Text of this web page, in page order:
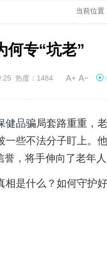
当前位置
何专“坑老”
热度：1484 
健品骗局套路重重，
一些不法分子盯上。
，将手伸向了老年人
是什么？如何守护